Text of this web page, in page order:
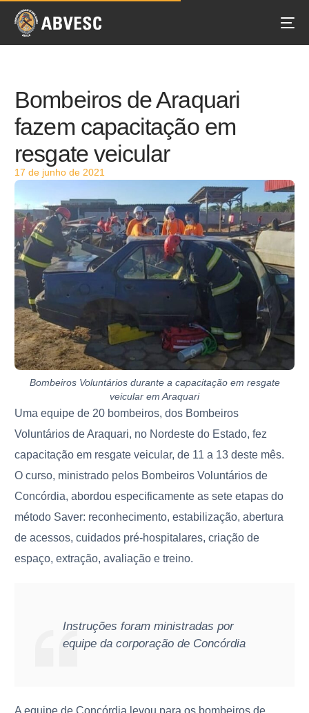
Bombeiros de Araquari
fazem capacitação em
resgate veicular
17 de junho de 2021
Bombeiros Voluntários durante a capacitação em resgate
veicular em Araquari
Uma equipe de 20 bombeiros, dos Bombeiros
Voluntários de Araquari, no Nordeste do Estado, fez
capacitação em resgate veicular, de 11 a 13 deste mês.
O curso, ministrado pelos Bombeiros Voluntários de
Concórdia, abordou especificamente as sete etapas do
método Saver: reconhecimento, estabilização, abertura
de acessos, cuidados pré-hospitalares, criação de
espaço, extração, avaliação e treino.
Instruções foram ministradas por
equipe da corporação de Concórdia